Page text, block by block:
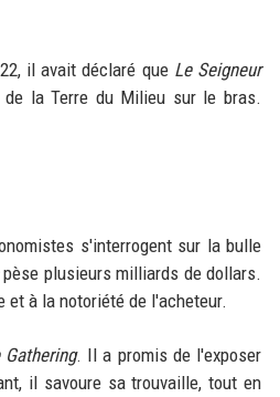
il avait déclaré que Le Seigneur
la Terre du Milieu sur le bras.
s'interrogent sur la bulle
plusieurs milliards de dollars.
à la notoriété de l'acheteur.
. Il a promis de l'exposer
il savoure sa trouvaille, tout en